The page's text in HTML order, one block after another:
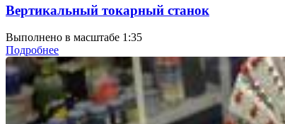
Вертикальный токарный станок
Выполнено в масштабе 1:35
Подробнее